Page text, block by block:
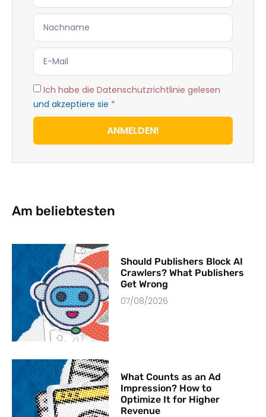
Ich habe die Datenschutzrichtlinie gelesen
und akzeptiere sie *
ANMELDEN!
Am beliebtesten
Should Publishers Block AI
Crawlers? What Publishers
Get Wrong
07/08/2026
What Counts as an Ad
Impression? How to
Optimize It for Higher
Revenue